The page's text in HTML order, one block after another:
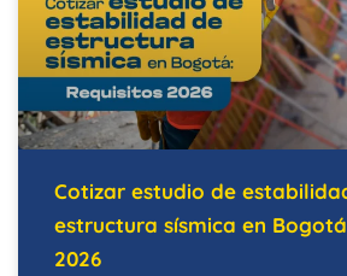
Cotizar estudio de
estructura sísmica en
2026